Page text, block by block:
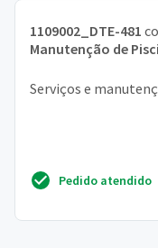
1109002_DTE-481
Manutenção de
Serviços e
Pedido atendido